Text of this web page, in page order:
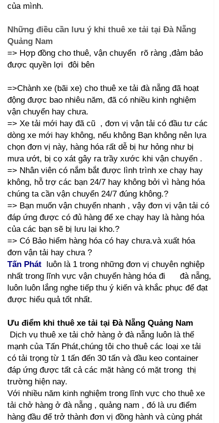
của mình.
Những điều cần lưu ý khi thuê xe tải tại Đà Nẵng
Quảng Nam
=> Hợp đồng cho thuê, vận chuyển rõ ràng ,đảm bảo
được quyền lợi đôi bên
=>Chành xe (bãi xe) cho thuê xe tải đà nẵng đã hoạt
động được bao nhiêu năm, đã có nhiều kinh nghiệm
vận chuyển hay chưa.
=> Xe tải mới hay đã cũ , đơn vị vận tải có đầu tư các
dòng xe mới hay không, nếu không Bạn không nên lựa
chọn đơn vị này, hàng hóa rất dễ bị hư hỏng như bị
mưa ướt, bị cọ xát gây ra trầy xước khi vận chuyển .
=> Nhân viên có nắm bắt được lình trình xe chạy hay
không, hỗ trợ các bạn 24/7 hay không bởi vì hàng hóa
chúng ta cần vận chuyển 24/7 đúng không.?
=> Bạn muốn vận chuyển nhanh , vậy đơn vị vận tải có
đáp ứng được có đủ hàng để xe chạy hay là hàng hóa
của các bạn sẽ bị lưu lại kho.?
=> Có Bảo hiểm hàng hóa có hay chưa.và xuất hóa
đơn vận tải hay chưa ?
Tấn Phát luôn là 1 trong những đơn vị chuyên nghiệp
nhất trong lĩnh vực vận chuyển hàng hóa đi đà nẵng,
luôn luôn lắng nghe tiếp thu ý kiến và khắc phục để đạt
được hiểu quả tốt nhất.
Ưu điểm khi thuê xe tải tại Đà Nẵng Quảng Nam
Dịch vụ thuê xe tải chở hàng ở đà nẵng luôn là thế
mạnh của Tấn Phát,chúng tôi cho thuê các loại xe tải
có tải trọng từ 1 tấn đến 30 tấn và đầu keo container
đáp ứng được tất cả các mặt hàng có mặt trong thị
trường hiện nay.
Với nhiều năm kinh nghiệm trong lĩnh vực cho thuê xe
tải chở hàng ở đà nẵng , quảng nam , đó là ưu điểm
hàng đầu để trở thành đơn vị đồng hành và cùng phát